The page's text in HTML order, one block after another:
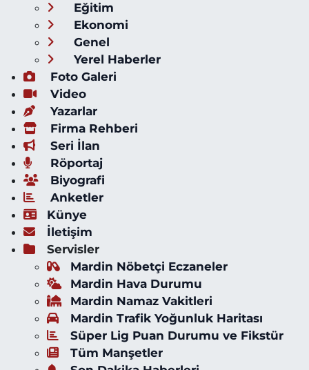
Eğitim
Ekonomi
Genel
Yerel Haberler
Foto Galeri
Video
Yazarlar
Firma Rehberi
Seri İlan
Röportaj
Biyografi
Anketler
Künye
İletişim
Servisler
Mardin Nöbetçi Eczaneler
Mardin Hava Durumu
Mardin Namaz Vakitleri
Mardin Trafik Yoğunluk Haritası
Süper Lig Puan Durumu ve Fikstür
Tüm Manşetler